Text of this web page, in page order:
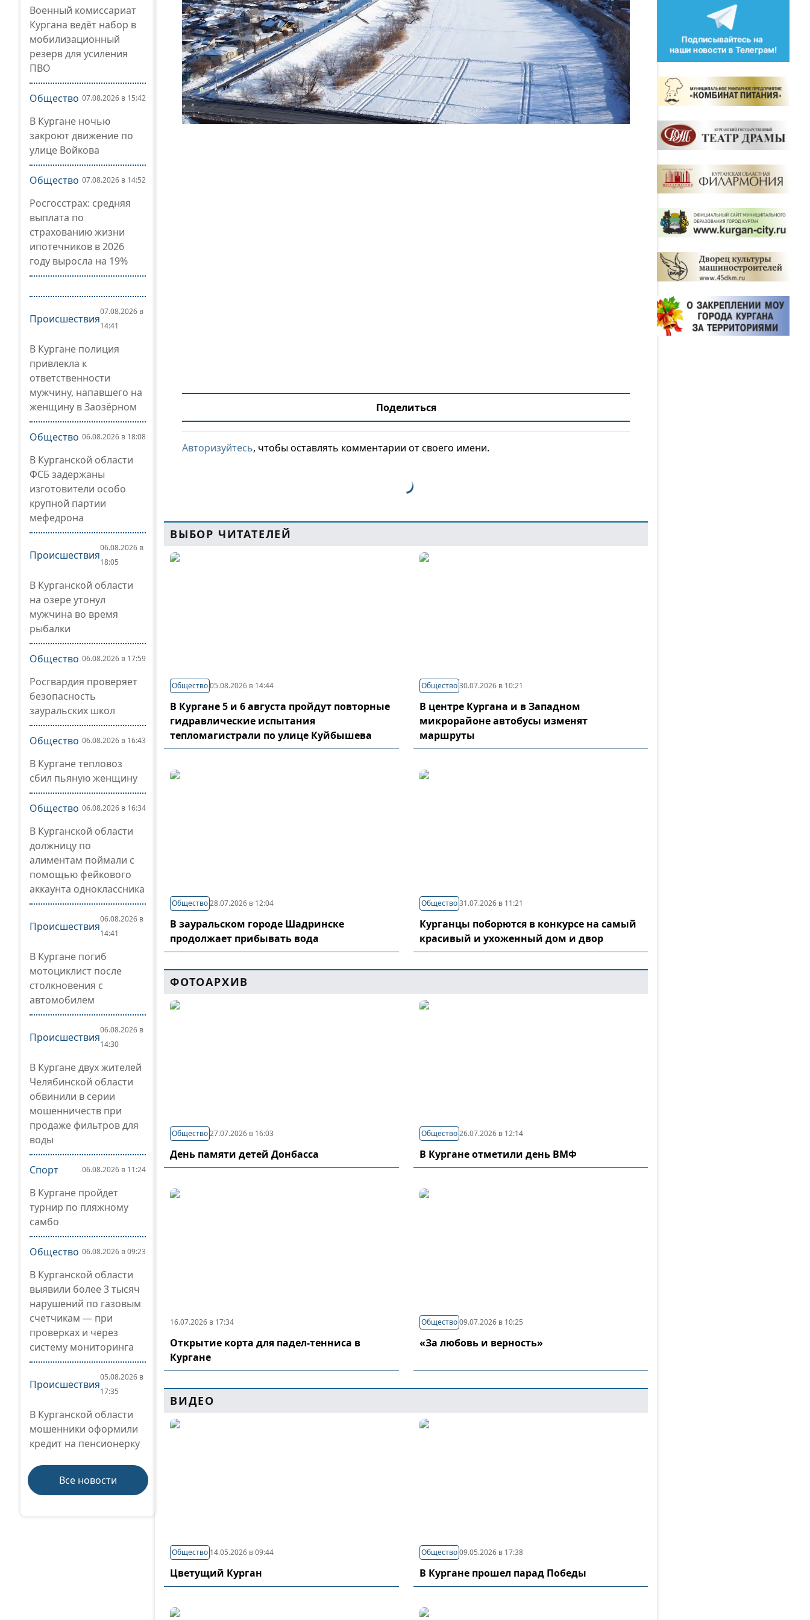
Военный комиссариат
Кургана ведёт набор в
мобилизационный
резерв для усиления
ПВО
Общество 07.08.2026 в 15:42
В Кургане ночью
закроют движение по
улице Войкова
Общество 07.08.2026 в 14:52
Росгосстрах: средняя
выплата по
страхованию жизни
ипотечников в 2026
году выросла на 19%
Происшествия
07.08.2026 в
14:41
В Кургане полиция
привлекла к
ответственности
мужчину, напавшего на
женщину в Заозёрном
Общество 06.08.2026 в 18:08
В Курганской области
ФСБ задержаны
изготовители особо
крупной партии
мефедрона
Происшествия
06.08.2026 в
18:05
В Курганской области
на озере утонул
мужчина во время
рыбалки
Общество 06.08.2026 в 17:59
Росгвардия проверяет
безопасность
зауральских школ
Общество 06.08.2026 в 16:43
В Кургане тепловоз
сбил пьяную женщину
Общество 06.08.2026 в 16:34
В Курганской области
должницу по
алиментам поймали с
помощью фейкового
аккаунта одноклассника
Происшествия
06.08.2026 в
14:41
В Кургане погиб
мотоциклист после
столкновения с
автомобилем
Происшествия
06.08.2026 в
14:30
В Кургане двух жителей
Челябинской области
обвинили в серии
мошенничеств при
продаже фильтров для
воды
Спорт 06.08.2026 в 11:24
В Кургане пройдет
турнир по пляжному
самбо
Общество 06.08.2026 в 09:23
В Курганской области
выявили более 3 тысяч
нарушений по газовым
счетчикам — при
проверках и через
систему мониторинга
Происшествия
05.08.2026 в
17:35
В Курганской области
мошенники оформили
кредит на пенсионерку
Все новости
Поделиться
Авторизуйтесь, чтобы оставлять комментарии от своего имени.
ВЫБОР ЧИТАТЕЛЕЙ
Общество05.08.2026 в 14:44
В Кургане 5 и 6 августа пройдут повторные
гидравлические испытания
тепломагистрали по улице Куйбышева
Общество 30.07.2026 в 10:21
В центре Кургана и в Западном
микрорайоне автобусы изменят
маршруты
Общество28.07.2026 в 12:04
В зауральском городе Шадринске
продолжает прибывать вода
Общество 31.07.2026 в 11:21
Курганцы поборются в конкурсе на самый
красивый и ухоженный дом и двор
ФОТОАРХИВ
Общество27.07.2026 в 16:03
День памяти детей Донбасса
Общество 26.07.2026 в 12:14
В Кургане отметили день ВМФ
16.07.2026 в 17:34
Открытие корта для падел-тенниса в
Кургане
Общество 09.07.2026 в 10:25
«За любовь и верность»
ВИДЕО
Общество 14.05.2026 в 09:44
Цветущий Курган
Общество 09.05.2026 в 17:38
В Кургане прошел парад Победы